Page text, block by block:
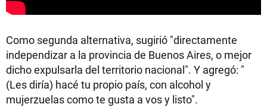
Como segunda alternativa, sugirió "directamente
independizar a la provincia de Buenos Aires, o mejor
dicho expulsarla del territorio nacional". Y agregó: "
(Les diría) hacé tu propio país, con alcohol y
mujerzuelas como te gusta a vos y listo".